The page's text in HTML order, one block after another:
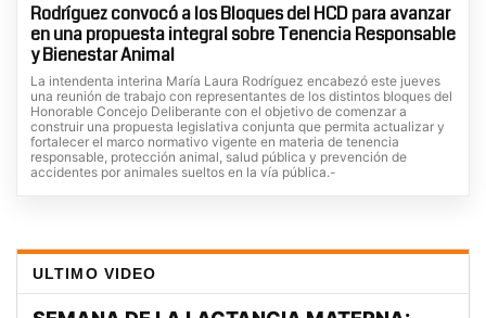
Rodríguez convocó a los Bloques del HCD para avanzar
en una propuesta integral sobre Tenencia Responsable
y Bienestar Animal
La intendenta interina María Laura Rodríguez encabezó este jueves
una reunión de trabajo con representantes de los distintos bloques del
Honorable Concejo Deliberante con el objetivo de comenzar a
construir una propuesta legislativa conjunta que permita actualizar y
fortalecer el marco normativo vigente en materia de tenencia
responsable, protección animal, salud pública y prevención de
accidentes por animales sueltos en la vía pública.-
ULTIMO VIDEO